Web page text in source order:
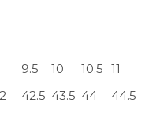
9.5 10 10.5 11
42.5 43.5 44 44.5